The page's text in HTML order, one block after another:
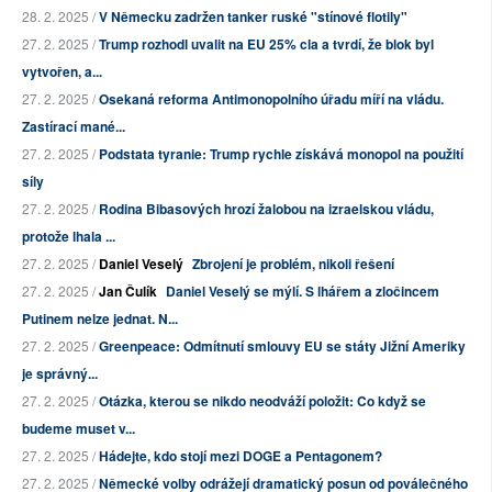
28. 2. 2025 /V Německu zadržen tanker ruské "stínové flotily"
27. 2. 2025 /Trump rozhodl uvalit na EU 25% cla a tvrdí, že blok byl
vytvořen, a...
27. 2. 2025 /Osekaná reforma Antimonopolního úřadu míří na vládu.
Zastírací mané...
27. 2. 2025 /Podstata tyranie: Trump rychle získává monopol na použití
síly
27. 2. 2025 /Rodina Bibasových hrozí žalobou na izraelskou vládu,
protože lhala ...
27. 2. 2025 /Daniel Veselý Zbrojení je problém, nikoli řešení
27. 2. 2025 /Jan Čulík Daniel Veselý se mýlí. S lhářem a zločincem
Putinem nelze jednat. N...
27. 2. 2025 /Greenpeace: Odmítnutí smlouvy EU se státy Jižní Ameriky
je správný...
27. 2. 2025 /Otázka, kterou se nikdo neodváží položit: Co když se
budeme muset v...
27. 2. 2025 /Hádejte, kdo stojí mezi DOGE a Pentagonem?
27. 2. 2025 /Německé volby odrážejí dramatický posun od poválečného